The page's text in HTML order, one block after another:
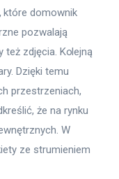
które domownik
pozwalają
też zdjęcia. Kolejną
Dzięki temu
przestrzeniach,
że na rynku
W
ze strumieniem